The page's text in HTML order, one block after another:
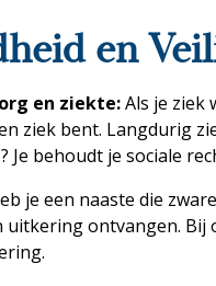
en
en ziekte:Als je ziek
ziek bent. Langdurig
Je behoudt je sociale
je een naaste die
uitkering ontvangen. Bij